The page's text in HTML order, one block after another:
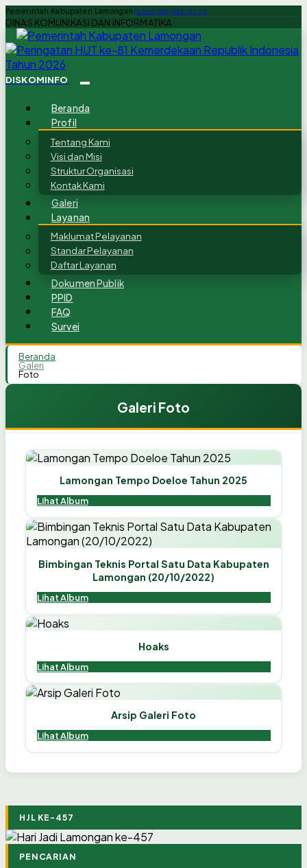
Pemerintah Kabupaten Lamongan lamongankab.go.id
DINAS KOMUNIKASI DAN INFORMATIKA
DISKOMINFO
Beranda
Profil
Tentang Kami
Visi dan Misi
Struktur Organisasi
Kontak Kami
Galeri
Layanan
Maklumat Pelayanan
Standar Pelayanan
Daftar Layanan
Dokumen Publik
PPID
FAQ
Survei
Beranda
Galeri
Foto
Galeri Foto
Lamongan Tempo Doeloe Tahun 2025
Lihat Album
Bimbingan Teknis Portal Satu Data Kabupaten
Lamongan (20/10/2022)
Lihat Album
Hoaks
Lihat Album
Arsip Galeri Foto
Lihat Album
HJL KE-457
PENCARIAN